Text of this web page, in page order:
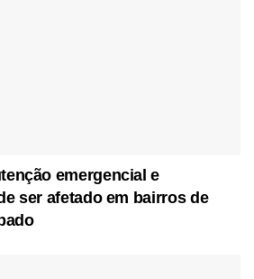
emergencial e
ser afetado em bairros de